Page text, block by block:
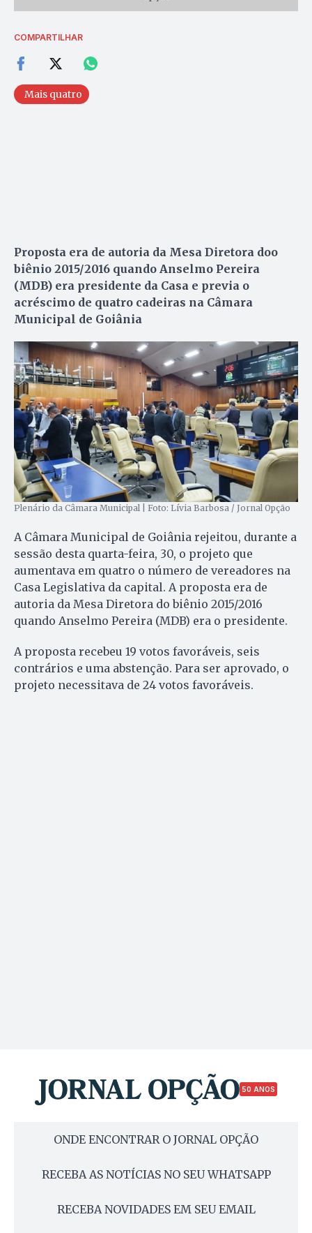
COMPARTILHAR
Mais quatro
Proposta era de autoria da Mesa Diretora doo
biênio 2015/2016 quando Anselmo Pereira
(MDB) era presidente da Casa e previa o
acréscimo de quatro cadeiras na Câmara
Municipal de Goiânia
Plenário da Câmara Municipal | Foto: Lívia Barbosa / Jornal Opção
A Câmara Municipal de Goiânia rejeitou, durante a
sessão desta quarta-feira, 30, o projeto que
aumentava em quatro o número de vereadores na
Casa Legislativa da capital. A proposta era de
autoria da Mesa Diretora do biênio 2015/2016
quando Anselmo Pereira (MDB) era o presidente.
A proposta recebeu 19 votos favoráveis, seis
contrários e uma abstenção. Para ser aprovado, o
projeto necessitava de 24 votos favoráveis.
50 ANOS
ONDE ENCONTRAR O JORNAL OPÇÃO
RECEBA AS NOTÍCIAS NO SEU WHATSAPP
RECEBA NOVIDADES EM SEU EMAIL